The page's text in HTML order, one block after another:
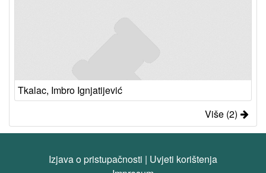
Tkalac, Imbro Ignjatijević
Više (2)
Izjava o pristupačnosti | Uvjeti korištenja